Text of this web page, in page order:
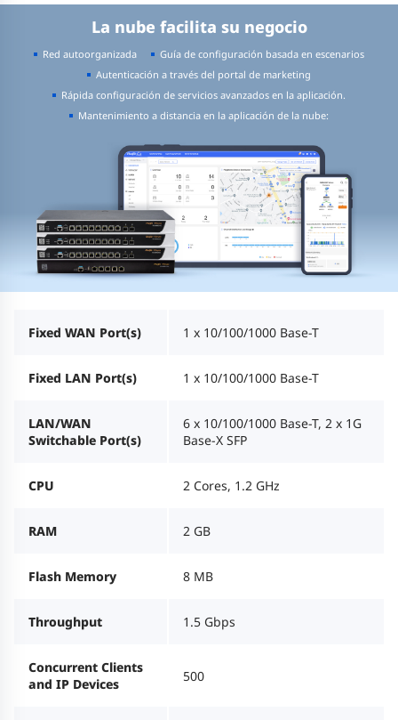
La nube facilita su negocio
Red autoorganizada
Guía de configuración basada en escenarios
Autenticación a través del portal de marketing
Rápida configuración de servicios avanzados en la aplicación.
Mantenimiento a distancia en la aplicación de la nube:
Fixed WAN Port(s) 1 x 10/100/1000 Base-T
Fixed LAN Port(s) 1 x 10/100/1000 Base-T
LAN/WAN
Switchable Port(s)
6 x 10/100/1000 Base-T, 2 x 1G
Base-X SFP
CPU 2 Cores, 1.2 GHz
RAM 2 GB
Flash Memory 8 MB
Throughput 1.5 Gbps
Concurrent Clients
and IP Devices
500